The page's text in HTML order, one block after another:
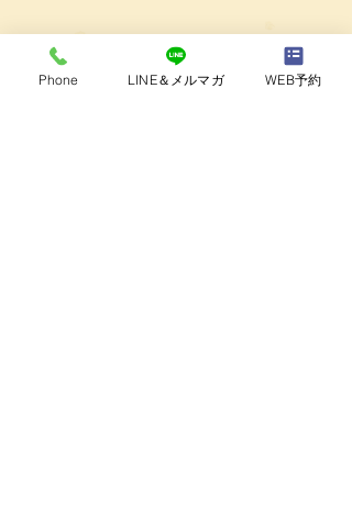
Phone LINE＆メルマガ WEB予約